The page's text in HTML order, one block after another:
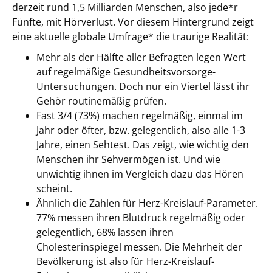
derzeit rund 1,5 Milliarden Menschen, also jede*r
Fünfte, mit Hörverlust. Vor diesem Hintergrund zeigt
eine aktuelle globale Umfrage* die traurige Realität:
Mehr als der Hälfte aller Befragten legen Wert
auf regelmäßige Gesundheitsvorsorge-
Untersuchungen. Doch nur ein Viertel lässt ihr
Gehör routinemäßig prüfen.
Fast 3/4 (73%) machen regelmäßig, einmal im
Jahr oder öfter, bzw. gelegentlich, also alle 1-3
Jahre, einen Sehtest. Das zeigt, wie wichtig den
Menschen ihr Sehvermögen ist. Und wie
unwichtig ihnen im Vergleich dazu das Hören
scheint.
Ähnlich die Zahlen für Herz-Kreislauf-Parameter.
77% messen ihren Blutdruck regelmäßig oder
gelegentlich, 68% lassen ihren
Cholesterinspiegel messen. Die Mehrheit der
Bevölkerung ist also für Herz-Kreislauf-